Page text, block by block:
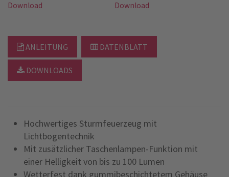
Download Download
ANLEITUNG DATENBLATT
DOWNLOADS
Hochwertiges Sturmfeuerzeug mit
Lichtbogentechnik
Mit zusätzlicher Taschenlampen-Funktion mit
einer Helligkeit von bis zu 100 Lumen
Wetterfest dank gummibeschichtetem Gehäuse